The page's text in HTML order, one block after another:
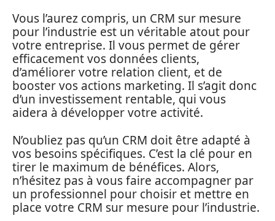
Vous l’aurez compris, un CRM sur mesure
pour l’industrie est un véritable atout pour
votre entreprise. Il vous permet de gérer
efficacement vos données clients,
d’améliorer votre relation client, et de
booster vos actions marketing. Il s’agit donc
d’un investissement rentable, qui vous
aidera à développer votre activité.
N’oubliez pas qu’un CRM doit être adapté à
vos besoins spécifiques. C’est la clé pour en
tirer le maximum de bénéfices. Alors,
n’hésitez pas à vous faire accompagner par
un professionnel pour choisir et mettre en
place votre CRM sur mesure pour l’industrie.